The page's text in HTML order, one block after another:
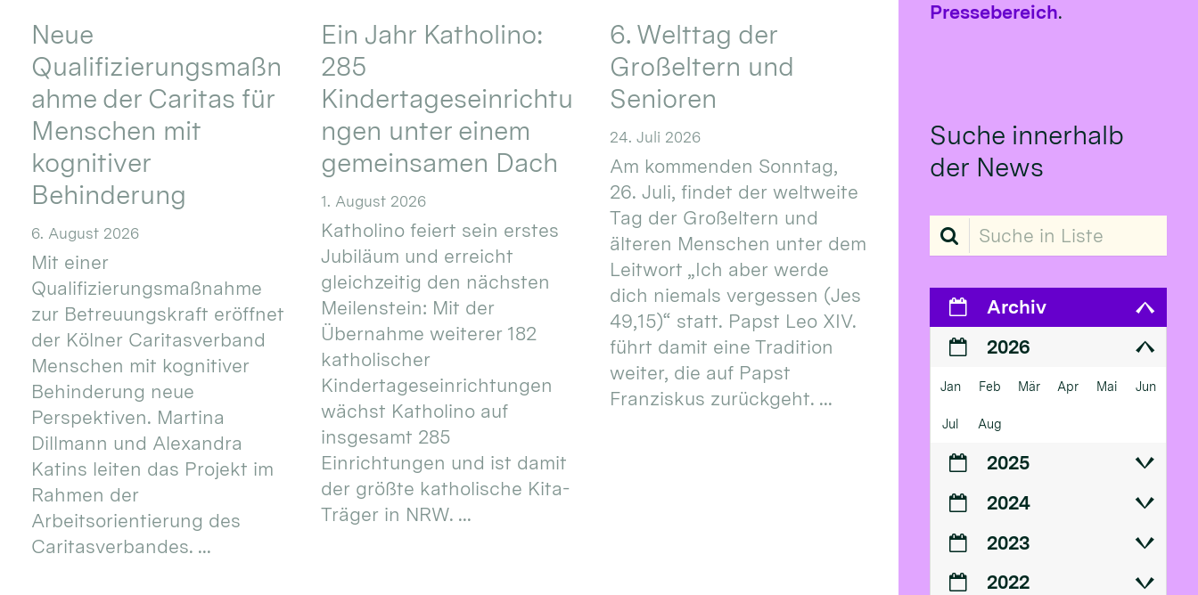
Neue
Qualifizierungsmaßn
ahme der Caritas für
Menschen mit
kognitiver
Behinderung
6. August 2026
Mit einer
Qualifizierungsmaßnahme
zur Betreuungskraft eröffnet
der Kölner Caritasverband
Menschen mit kognitiver
Behinderung neue
Perspektiven. Martina
Dillmann und Alexandra
Katins leiten das Projekt im
Rahmen der
Arbeitsorientierung des
Caritasverbandes. ...
Ein Jahr Katholino:
285
Kindertageseinrichtu
ngen unter einem
gemeinsamen Dach
1. August 2026
Katholino feiert sein erstes
Jubiläum und erreicht
gleichzeitig den nächsten
Meilenstein: Mit der
Übernahme weiterer 182
katholischer
Kindertageseinrichtungen
wächst Katholino auf
insgesamt 285
Einrichtungen und ist damit
der größte katholische Kita-
Träger in NRW. ...
6. Welttag der
Großeltern und
Senioren
24. Juli 2026
Am kommenden Sonntag,
26. Juli, findet der weltweite
Tag der Großeltern und
älteren Menschen unter dem
Leitwort „Ich aber werde
dich niemals vergessen (Jes
49,15)“ statt. Papst Leo XIV.
führt damit eine Tradition
weiter, die auf Papst
Franziskus zurückgeht. ...
Pressebereich.
Suche innerhalb
der News
Suche in Liste
Archiv
2026
Jan Feb Mär Apr Mai Jun
Jul Aug
2025
2024
2023
2022